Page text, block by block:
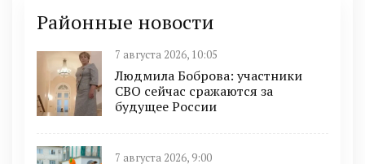
Районные новости
7 августа 2026, 10:05
Людмила Боброва: участники
СВО сейчас сражаются за
будущее России
7 августа 2026, 9:00